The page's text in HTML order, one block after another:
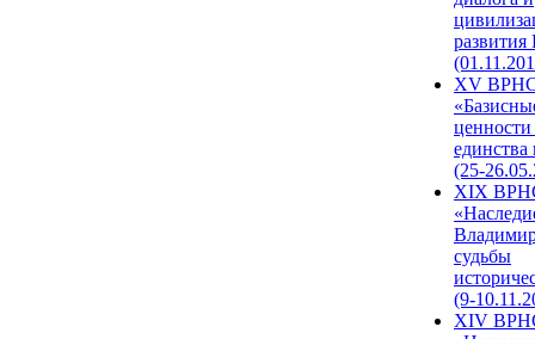
развития
XV
единства
(25-
XIX
судьбы
(9-
XIV